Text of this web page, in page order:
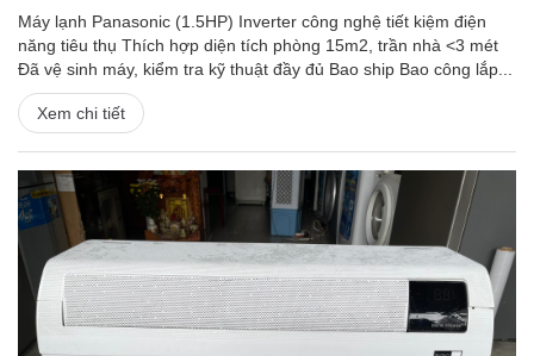
Máy lạnh Panasonic (1.5HP) Inverter công nghệ tiết kiệm điện
năng tiêu thụ Thích hợp diện tích phòng 15m2, trần nhà <3 mét
Đã vệ sinh máy, kiểm tra kỹ thuật đầy đủ Bao ship Bao công lắp...
Xem chi tiết